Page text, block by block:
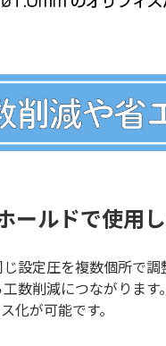
ールドで使用
設定圧を複数個所で
数削減につながります。
化が可能です。